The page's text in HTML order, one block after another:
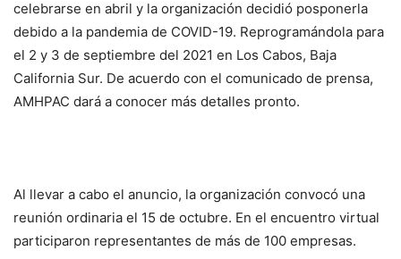
celebrarse en abril y la organización decidió posponerla
debido a la pandemia de COVID-19. Reprogramándola para
el 2 y 3 de septiembre del 2021 en Los Cabos, Baja
California Sur. De acuerdo con el comunicado de prensa,
AMHPAC dará a conocer más detalles pronto.
Al llevar a cabo el anuncio, la organización convocó una
reunión ordinaria el 15 de octubre. En el encuentro virtual
participaron representantes de más de 100 empresas.